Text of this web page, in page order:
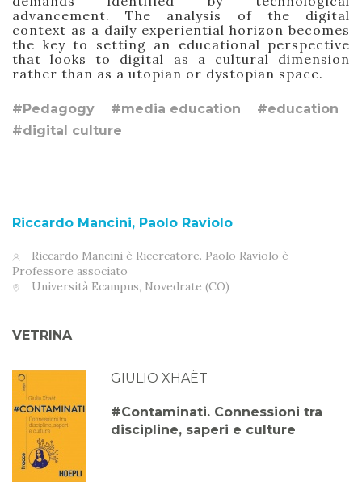
advancement. The analysis of the digital
context as a daily experiential horizon becomes
the key to setting an educational perspective
that looks to digital as a cultural dimension
rather than as a utopian or dystopian space.
#Pedagogy #media education
#education
#digital culture
Riccardo Mancini, Paolo Raviolo
Riccardo Mancini è Ricercatore. Paolo Raviolo è
Professore associato
Università Ecampus, Novedrate (CO)
VETRINA
GIULIO XHAËT
#Contaminati. Connessioni tra
discipline, saperi e culture